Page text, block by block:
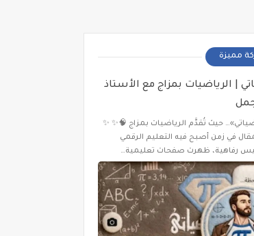
مميزة
| الرياضيات بمزاج مع الأستاذ
حيث تُقدَّم الرياضيات بمزاج 🧠✨ ✨
في زمن أصبح فيه التعليم الرقمي
رفاهية، ظهرت صفحات تعليمية…